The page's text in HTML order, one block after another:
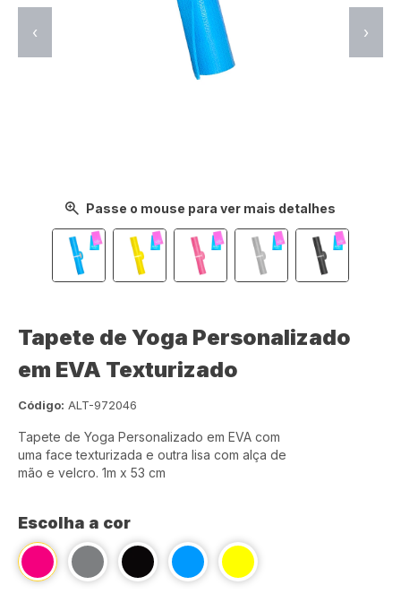
Passe o mouse para ver mais detalhes
‹ ›
Tapete de Yoga Personalizado
em EVA Texturizado
Código: ALT-972046
Tapete de Yoga Personalizado em EVA com
uma face texturizada e outra lisa com alça de
mão e velcro. 1m x 53 cm
Escolha a cor